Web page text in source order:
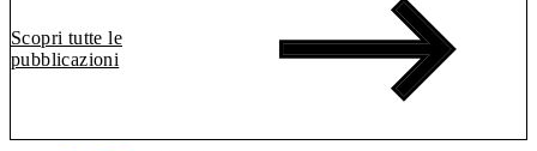
Scopri tutte le
pubblicazioni